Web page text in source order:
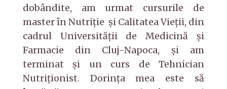
dobândite, am urmat cursurile de
master în Nutriție şi Calitatea Vieţii, din
cadrul Universității de Medicină și
Farmacie din Cluj-Napoca, şi am
terminat și un curs de Tehnician
Nutriţionist. Dorinţa mea este să